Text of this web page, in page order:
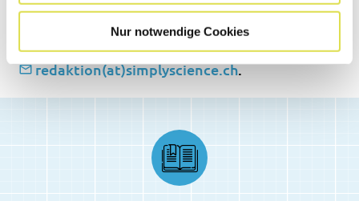
Nur notwendige Cookies
allfällige Darstellungsfehler gemeldet werden:
redaktion(at)simplyscience.ch.